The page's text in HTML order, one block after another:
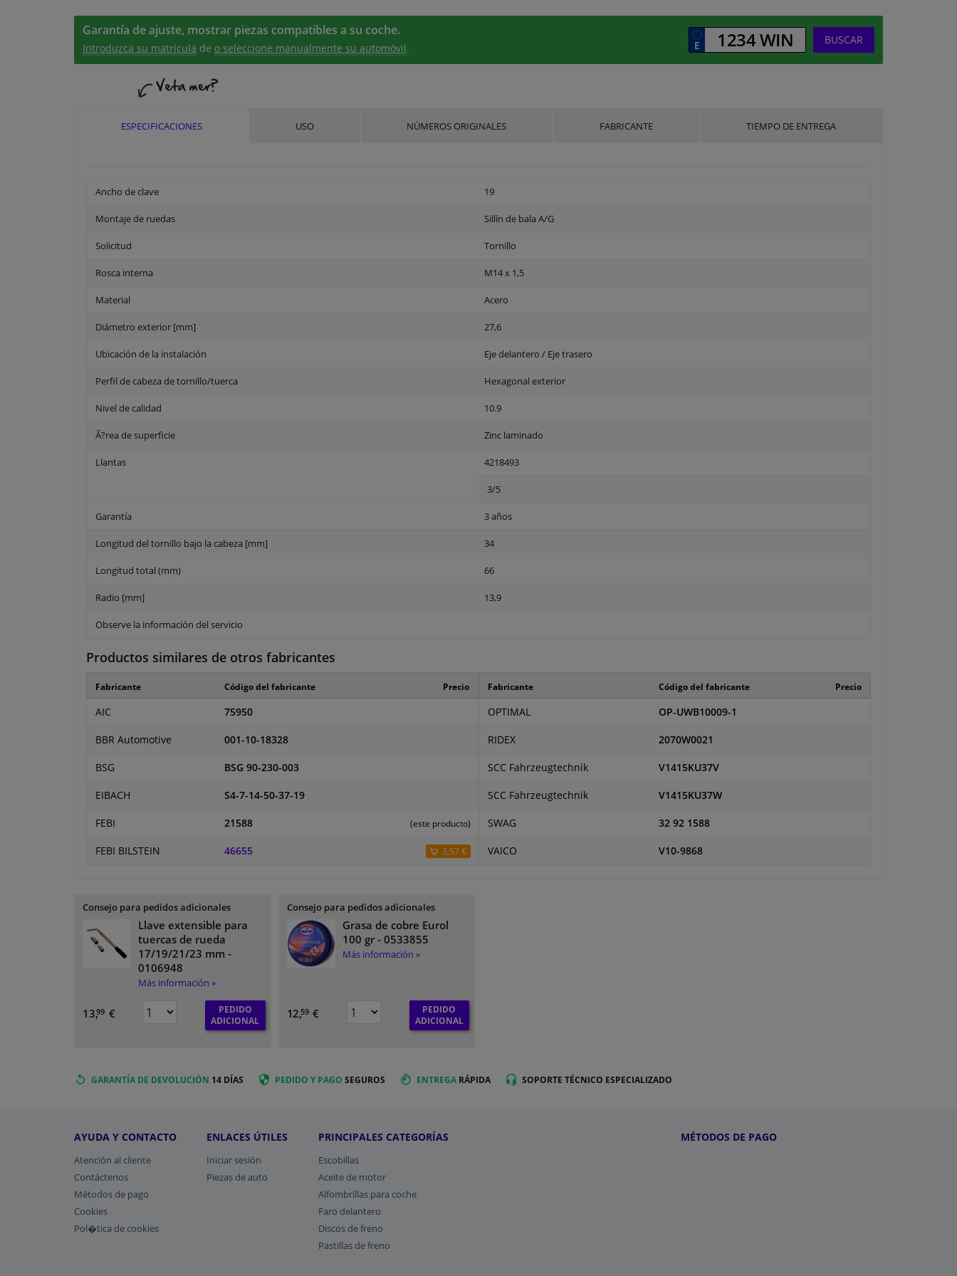
Garantía de ajuste, mostrar piezas compatibles a su coche.
Introduzca su matrícula de o seleccione manualmente su automóvil.
BUSCAR
ESPECIFICACIONES USO NÚMEROS ORIGINALES FABRICANTE TIEMPO DE ENTREGA
Ancho de clave 19
Montaje de ruedas Sillín de bala A/G
Solicitud Tornillo
Rosca interna M14 x 1,5
Material Acero
Diámetro exterior [mm] 27,6
Ubicación de la instalación Eje delantero / Eje trasero
Perfil de cabeza de tornillo/tuerca Hexagonal exterior
Nivel de calidad 10.9
Ã?rea de superficie Zinc laminado
Llantas 4218493
3/5
Garantía 3 años
Longitud del tornillo bajo la cabeza [mm] 34
Longitud total (mm) 66
Radio [mm] 13,9
Observe la información del servicio
Productos similares de otros fabricantes
Fabricante Código del fabricante Precio
AIC 75950
BBR Automotive 001-10-18328
BSG BSG 90-230-003
EIBACH S4-7-14-50-37-19
FEBI 21588 (este producto)
FEBI BILSTEIN 46655 3,57 €
Fabricante Código del fabricante Precio
OPTIMAL OP-UWB10009-1
RIDEX 2070W0021
SCC Fahrzeugtechnik V1415KU37V
SCC Fahrzeugtechnik V1415KU37W
SWAG 32 92 1588
VAICO V10-9868
Consejo para pedidos adicionales
Llave extensible para
tuercas de rueda
17/19/21/23 mm -
0106948
Más información »
13,99 €
PEDIDO
ADICIONAL
Consejo para pedidos adicionales
Grasa de cobre Eurol
100 gr- 0533855
Más información »
12,59 €
PEDIDO
ADICIONAL
GARANTÍA DE DEVOLUCIÓN 14 DÍAS PEDIDO Y PAGO SEGUROS ENTREGA RÁPIDA SOPORTE TÉCNICO ESPECIALIZADO
AYUDA Y CONTACTO
Atención al cliente
Contáctenos
Métodos de pago
​Cookies
Pol�tica de cookies
ENLACES ÚTILES
Iniciar sesión
Piezas de auto
PRINCIPALES CATEGORÍAS
Escobillas
Aceite de motor
Alfombrillas para coche
Faro delantero
Discos de freno
Pastillas de freno
MÉTODOS DE PAGO